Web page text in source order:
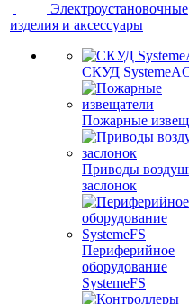
Электроустановочные
изделия и аксессуары
СКУД
Пожарные
Приводы
заслонок
Периферийное
оборудование
SystemeFS